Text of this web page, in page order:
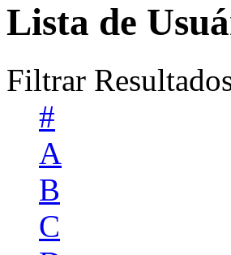
Lista de
Filtrar
#
A
B
C